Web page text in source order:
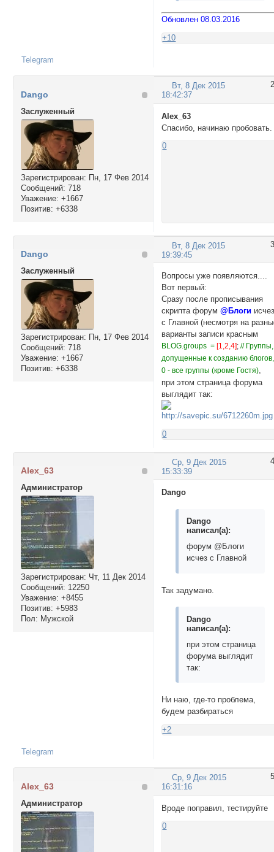
Обновлен 08.03.2016
+10
Telegram
2
Вт, 8 Дек 2015
18:42:37
Dango
Заслуженный
Зарегистрирован: Пн, 17 Фев 2014
Сообщений: 718
Уважение: +1667
Позитив: +6338
Alex_63
Спасибо, начинаю пробовать.
0
3
Вт, 8 Дек 2015
19:39:45
Dango
Заслуженный
Зарегистрирован: Пн, 17 Фев 2014
Сообщений: 718
Уважение: +1667
Позитив: +6338
Вопросы уже появляются....
Вот первый:
Сразу после прописывания
скрипта форум@Блоги
с Главной (несмотря на
варианты записи красным
BLOG.groups = [1,2,4];// Группы,
допущенные к созданию блогов,
0 - все группы (кроме Гостя)
при этом страница форума
выглядит так:
0
4
Ср, 9 Дек 2015
15:33:39
Alex_63
Администратор
Зарегистрирован: Чт, 11 Дек 2014
Сообщений: 12250
Уважение: +8455
Позитив: +5983
Пол: Мужской
Dango
Dango
написал(а):
форум @Блоги
исчез с Главной
Так задумано.
Dango
написал(а):
при этом страница
форума выглядит
так:
Ни наю, где-то проблема,
будем разбираться
+2
Telegram
5
Ср, 9 Дек 2015
16:31:16
Alex_63
Администратор
Вроде поправил, тестируйте
0